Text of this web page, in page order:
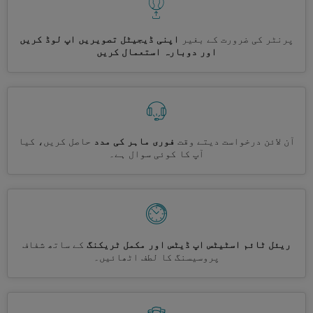
پرنٹر کی ضرورت کے بغیر
اپنی ڈیجیٹل تصویریں اپ لوڈ کریں
اور دوبارہ استعمال کریں
آن لائن درخواست دیتے وقت فوری ماہر کی مدد حاصل کریں، کیا
آپ کا کوئی سوال ہے۔
ریئل ٹائم اسٹیٹس اپ ڈیٹس اور مکمل ٹریکنگ کے ساتھ شفاف
پروسیسنگ کا لطف اٹھائیں۔